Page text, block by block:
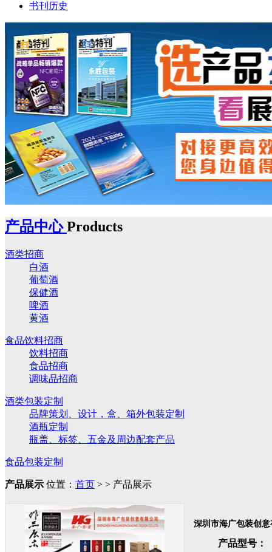
书刊历史
产品中心Products
酒类招商
白酒
葡萄酒
保健酒
啤酒
黄酒
食品饮料招商
饮料招商
食品招商
调味品招商
酒类包装定制
品牌策划、设计，盒、箱外包装定制
酒瓶定制
瓶盖、标签、五金及周边配套产品
食品包装定制
产品展示 位置： 首页 > > 产品展示
深圳市海广包装创
产品型号：